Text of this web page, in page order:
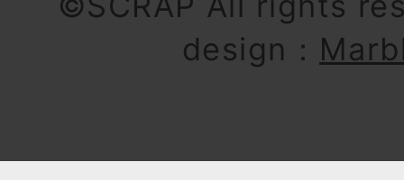
design：